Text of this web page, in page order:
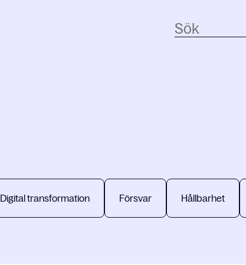
Digital transformation Försvar Hållbarhet